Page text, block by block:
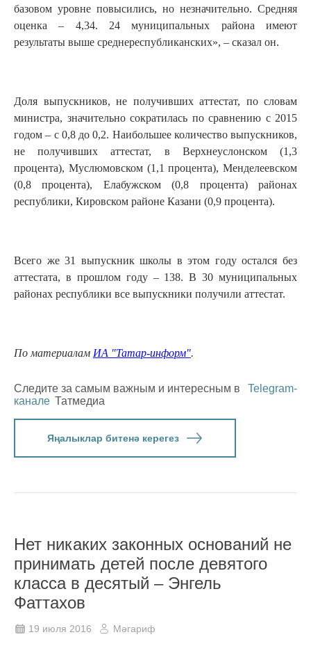
базовом уровне повысились, но незначительно. Средняя
оценка – 4,34. 24 муниципальных района имеют
результаты выше среднереспубликанских», – сказал он.
Доля выпускников, не получивших аттестат, по словам
министра, значительно сократилась по сравнению с 2015
годом – с 0,8 до 0,2. Наибольшее количество выпускников,
не получивших аттестат, в Верхнеуслонском (1,3
процента), Муслюмовском (1,1 процента), Менделеевском
(0,8 процента), Елабужском (0,8 процента) районах
республики, Кировском районе Казани (0,9 процента).
Всего же 31 выпускник школы в этом году остался без
аттестата, в прошлом году – 138. В 30 муниципальных
районах республики все выпускники получили аттестат.
По материалам ИА "Татар-информ".
Следите за самым важным и интересным в
Telegram-
канале Татмедиа
Яңалыклар битенә керегез
Нет никаких законных оснований не
принимать детей после девятого
класса в десятый – Энгель
Фаттахов
19 июля 2016 Мәгариф